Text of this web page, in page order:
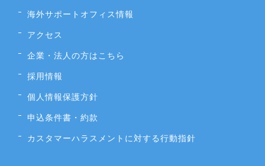
海外サポートオフィス情報
アクセス
企業・法人の方はこちら
採用情報
個人情報保護方針
申込条件書・約款
カスタマーハラスメントに対する行動指針